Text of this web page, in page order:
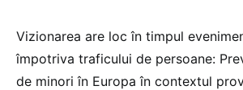
Vizionarea are loc în timpul
împotriva traficului de persoane:
de minori în Europa în contextul